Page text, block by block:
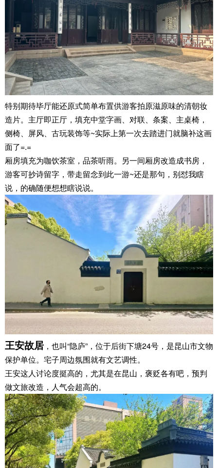
特别期待毕厅能还原式简单布置供游客拍原滋原味的清朝妆
造片。主厅即正厅，填充中堂字画、对联、条案、主桌椅，
侧椅、屏风、古玩装饰等~实际上第一次去踏进门就脑补这画
面了=.=
厢房填充为咖饮茶室，品茶听雨。另一间厢房改造成书房，
游客可抄诗留字，带走留念到此一游~还是那句，别怼我瞎
说，的确随便想想瞎说说。
王安故居 ，也叫“隐庐”，位于后街下塘24号，是昆山市文物
保护单位。宅子周边氛围就有文艺调性。
王安这人讨论度挺高的，尤其是在昆山，褒贬各有吧，预判
做文旅改造，人气会超高的。